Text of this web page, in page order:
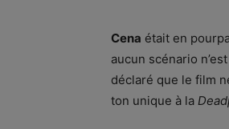
Cena était en
aucun scénario
déclaré que le film
ton unique à la